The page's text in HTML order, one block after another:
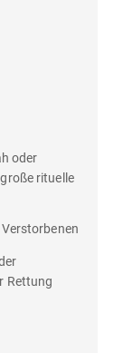
oder
rituelle
Rettung